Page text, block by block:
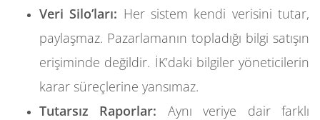
Veri Silo’ları: Her sistem kendi verisini tutar,
paylaşmaz. Pazarlamanın topladığı bilgi satışın
erişiminde değildir. İK’daki bilgiler yöneticilerin
karar süreçlerine yansımaz.
Tutarsız Raporlar: Aynı veriye dair farklı